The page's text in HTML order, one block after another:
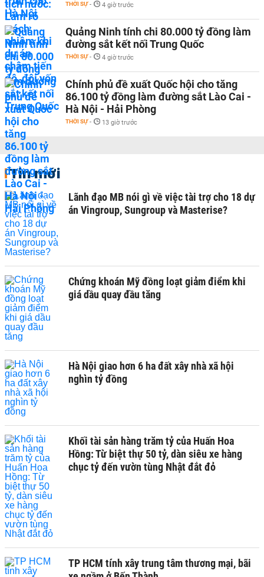
THỜI SỰ - 4 giờ trước
Quảng Ninh tính chi 80.000 tỷ đồng làm
đường sắt kết nối Trung Quốc
THỜI SỰ - 4 giờ trước
Chính phủ đề xuất Quốc hội cho tăng
86.100 tỷ đồng làm đường sắt Lào Cai -
Hà Nội - Hải Phòng
THỜI SỰ - 13 giờ trước
Tin mới
Lãnh đạo MB nói gì về việc tài trợ cho 18 dự
án Vingroup, Sungroup và Masterise?
Chứng khoán Mỹ đồng loạt giảm điểm khi
giá dầu quay đầu tăng
Hà Nội giao hơn 6 ha đất xây nhà xã hội
nghìn tỷ đồng
Khối tài sản hàng trăm tỷ của Huấn Hoa
Hồng: Từ biệt thự 50 tỷ, dàn siêu xe hàng
chục tỷ đến vườn tùng Nhật đắt đỏ
TP HCM tính xây trung tâm thương mại, bãi